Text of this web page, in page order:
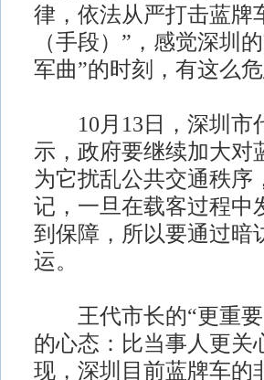
律，依法从严打击蓝牌
（手段）”，感觉深圳
军曲”的时刻，有这么
10月13日，深圳市
示，政府要继续加大对
为它扰乱公共交通秩序
记，一旦在载客过程中
到保障，所以要通过暗
运。
王代市长的“更重要
的心态：比当事人更关
现，深圳目前蓝牌车的